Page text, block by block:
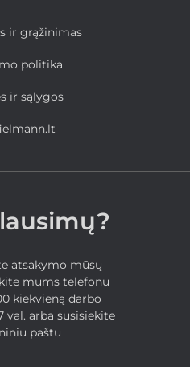
ir grąžinimas
politika
ir sąlygos
atsakymo mūsų
mums telefonu
kiekvieną darbo
val. arba susisiekite
paštu